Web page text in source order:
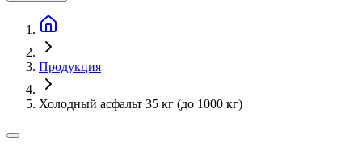
Продукция
Холодный асфальт 35 кг (до 1000 кг)